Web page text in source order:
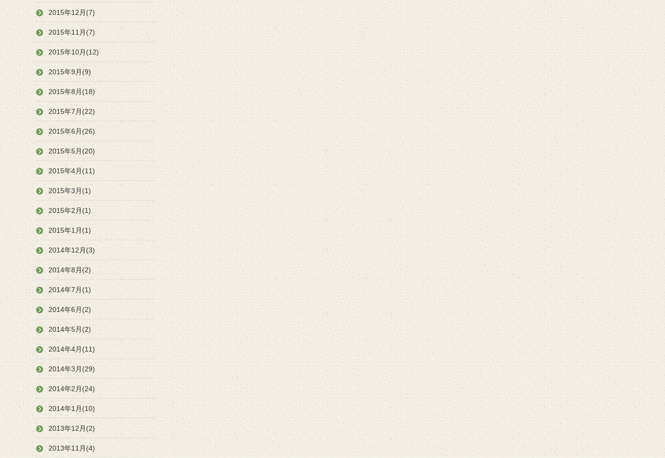
2015年12月(7)
2015年11月(7)
2015年10月(12)
2015年9月(9)
2015年8月(18)
2015年7月(22)
2015年6月(26)
2015年5月(20)
2015年4月(11)
2015年3月(1)
2015年2月(1)
2015年1月(1)
2014年12月(3)
2014年8月(2)
2014年7月(1)
2014年6月(2)
2014年5月(2)
2014年4月(11)
2014年3月(29)
2014年2月(24)
2014年1月(10)
2013年12月(2)
2013年11月(4)